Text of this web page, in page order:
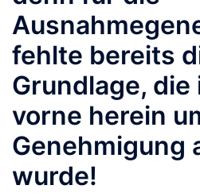
fehlte bereits
Grundlage, die
vorne herein
Genehmigung
wurde!